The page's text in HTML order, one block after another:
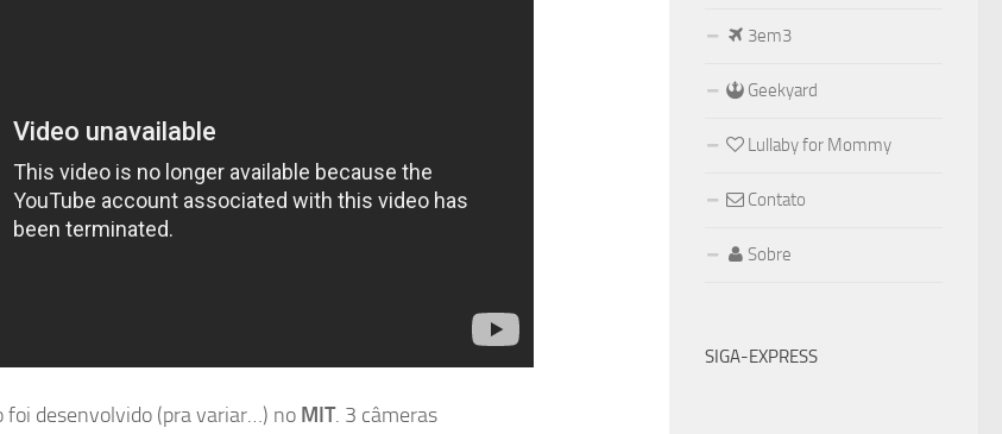
foi desenvolvido (pra variar…) no MIT. 3 câmeras
3em3
Geekyard
Lullaby for Mommy
Contato
Sobre
SIGA-EXPRESS